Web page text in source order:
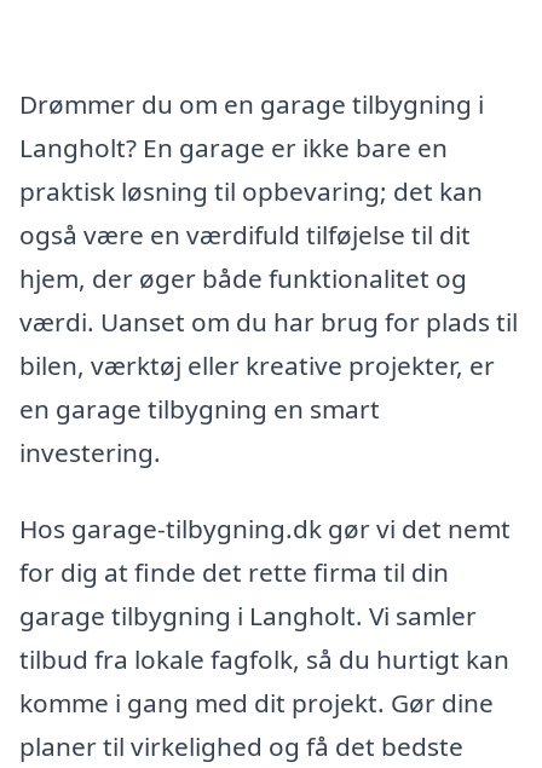
Drømmer du om en garage tilbygning i
Langholt? En garage er ikke bare en
praktisk løsning til opbevaring; det kan
også være en værdifuld tilføjelse til dit
hjem, der øger både funktionalitet og
værdi. Uanset om du har brug for plads til
bilen, værktøj eller kreative projekter, er
en garage tilbygning en smart
investering.
Hos garage-tilbygning.dk gør vi det nemt
for dig at finde det rette firma til din
garage tilbygning i Langholt. Vi samler
tilbud fra lokale fagfolk, så du hurtigt kan
komme i gang med dit projekt. Gør dine
planer til virkelighed og få det bedste